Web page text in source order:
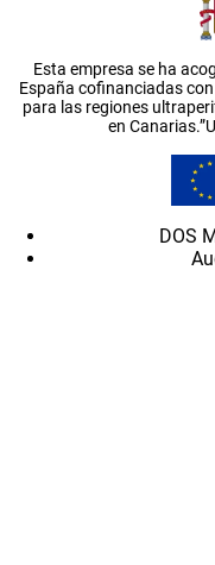
Esta empresa se ha
España cofinanciadas
para las regiones
en
DOS